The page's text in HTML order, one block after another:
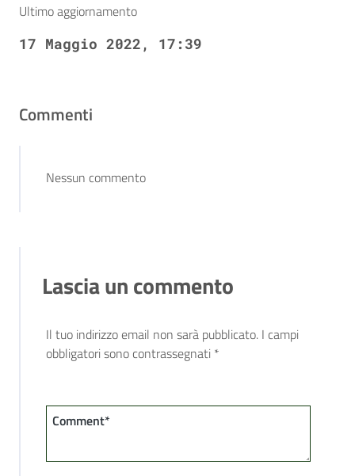
Ultimo aggiornamento
17 Maggio 2022, 17:39
Commenti
Nessun commento
Lascia un commento
Il tuo indirizzo email non sarà pubblicato. I campi
obbligatori sono contrassegnati *
Comment*